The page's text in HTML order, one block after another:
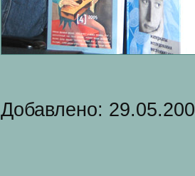
Добавлено: